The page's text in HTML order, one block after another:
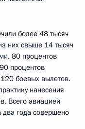
более 48 тысяч
них свыше 14 тысяч
80 процентов
процентов
боевых вылетов.
нанесения
Всего авиацией
два года совершено